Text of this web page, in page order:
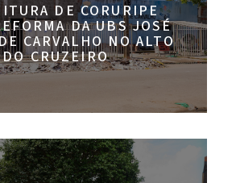
DE CORURIPE
DA UBS JOSÉ
CARVALHO NO ALTO
DO CRUZEIRO